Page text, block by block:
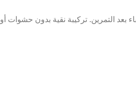
بعد التمرين. تركيبة نقية بدون حشوات أو